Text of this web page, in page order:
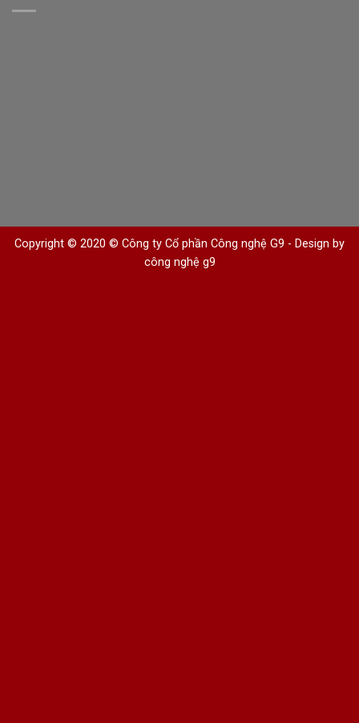
Copyright © 2020 © Công ty Cổ phần Công nghệ G9 - Design by
công nghệ g9